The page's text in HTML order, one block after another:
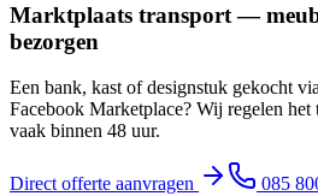
Marktplaats transport —
bezorgen
Een bank, kast of designstuk gekocht
Facebook Marketplace? Wij regelen
vaak binnen 48 uur.
Direct offerte aanvragen 085